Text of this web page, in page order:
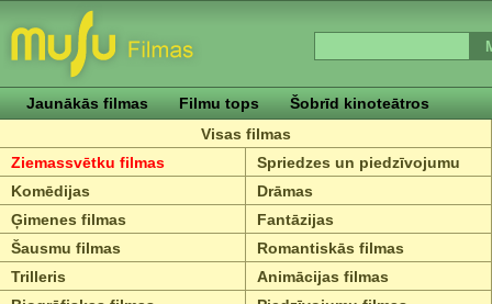
Jaunākās filmas Filmu tops
Šobrīd kinoteātros
Visas filmas
Ziemassvētku filmas
Spriedzes un piedzīvojumu
Komēdijas
Drāmas
Ģimenes filmas
Fantāzijas
Šausmu filmas
Romantiskās filmas
Trilleris
Animācijas filmas